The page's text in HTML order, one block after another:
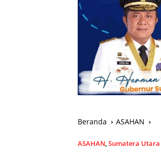
Beranda ASAHAN
ASAHAN,Sumatera Utara